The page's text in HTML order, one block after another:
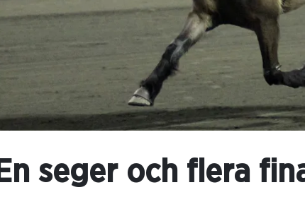
En seger och flera